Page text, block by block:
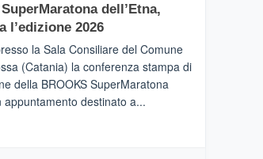
dell’Etna,
l’edizione 2026
la Sala Consiliare del Comune
(Catania) la conferenza stampa di
della BROOKS SuperMaratona
appuntamento destinato a...